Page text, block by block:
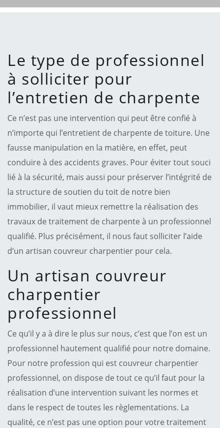
Le type de professionnel
à solliciter pour
l’entretien de charpente
Ce n’est pas une intervention qui peut être confié à
n’importe qui l’entretient de charpente de toiture. Une
fausse manipulation en la matière, en effet, peut
conduire à des accidents graves. Pour éviter tout souci
lié à la sécurité, mais aussi pour préserver l’intégrité de
la structure de soutien du toit de notre bien
immobilier, il vaut mieux remettre la réalisation des
travaux de traitement de charpente à un professionnel
qualifié. Plus précisément, il nous faut solliciter l’aide
d’un artisan couvreur charpentier pour cela.
Un artisan couvreur
charpentier
professionnel
Ce qu’il y a à dire le plus sur nous, c’est que l’on est un
professionnel hautement qualifié pour notre domaine.
Pour notre profession qui est couvreur charpentier
professionnel, on dispose de tout ce qu’il faut pour la
réalisation d’une intervention suivant les normes et
dans le respect de toutes les règlementations. La
qualité, ce n’est pas une option pour votre traitement